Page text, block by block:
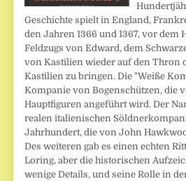
Geschichte spielt in England,
den Jahren 1366 und 1367, vor dem
Feldzugs von Edward, dem
von Kastilien wieder auf den Thron
Kastilien zu bringen. Die "Weiße
Kompanie von Bogenschützen, die
Hauptfiguren angeführt wird. Der
realen italienischen
Jahrhundert, die von John
Des weiteren gab es einen echten
Loring, aber die historischen
wenige Details, und seine Rolle in